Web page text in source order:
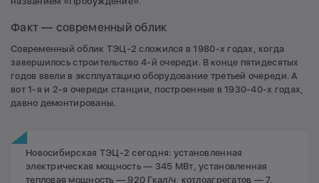
Факт — современный облик
Современный облик ТЭЦ-2 сложился в 1980-х годах, когда
завершилось строительство 4-й очереди. В конце пятидесятых
годов ввели в эксплуатацию оборудование третьей очереди. А
вот 1-я и 2-я очереди станции, построенные в 1930-40-х годах,
давно демонтированы.
Новосибирская ТЭЦ-2 сегодня: установленная
электрическая мощность — 345 МВт, установленная
тепловая мощность — 920 Гкал/ч, котлоагрегатов — 7,